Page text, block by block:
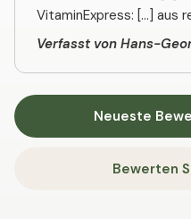
VitaminExpress: [...] aus
Verfasst von Hans-
Neueste
Bewerten